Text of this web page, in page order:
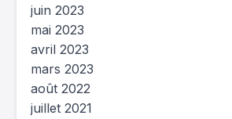
juin 2023
mai 2023
avril 2023
mars 2023
août 2022
juillet 2021